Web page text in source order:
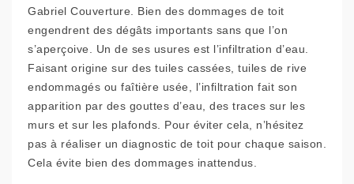
Gabriel Couverture. Bien des dommages de toit
engendrent des dégâts importants sans que l’on
s’aperçoive. Un de ses usures est l’infiltration d’eau.
Faisant origine sur des tuiles cassées, tuiles de rive
endommagés ou faîtière usée, l’infiltration fait son
apparition par des gouttes d’eau, des traces sur les
murs et sur les plafonds. Pour éviter cela, n’hésitez
pas à réaliser un diagnostic de toit pour chaque saison.
Cela évite bien des dommages inattendus.